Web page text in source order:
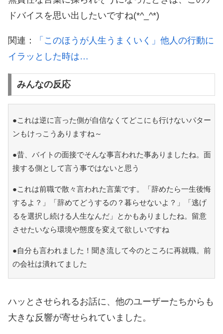
ドバイスを思い出したいですね(*^_^*)
関連：
「このほうが人生うまくいく」他人の行動に
イラッとした時は…
みんなの反応
●これは逆に言った側が自信なくてどこにも行けないパター
ンもけっこうありますね～
●昔、バイトの面接でそんな事言われた事ありましたね。面
接する側として言う事ではないと思う
●これは前職で散々言われた言葉です。「辞めたら一生後悔
するよ？」「辞めてどうするの？暮らせないよ？」「逃げ
るを選択し続ける人生なんだ」とかもありましたね。留意
させたいなら環境や態度を変えて欲しいですね
●自分も言われました！聞き流して今のところに再就職。前
の会社は潰れてました
ハッとさせられるお話に、他のユーザーたちからも
大きな反響が寄せられていました。